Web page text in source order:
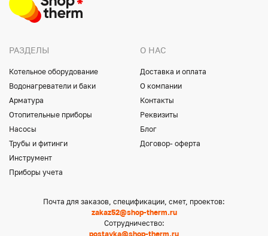
РАЗДЕЛЫ
Котельное оборудование
Водонагреватели и баки
Арматура
Отопительные приборы
Насосы
Трубы и фитинги
Инструмент
Приборы учета
О НАС
Доставка и оплата
О компании
Контакты
Реквизиты
Блог
Договор- оферта
Почта для заказов, спецификации, смет, проектов:
zakaz52@shop-therm.ru
Сотрудничество:
postavka@shop-therm.ru